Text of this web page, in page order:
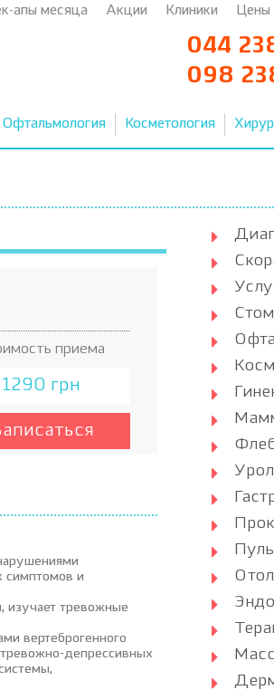
апы месяца Акции Клиники Цены
044
098
Офтальмология Косметология
приема
1290 грн
симптомов и
изучает тревожные
вертеброгенного
депрессивных